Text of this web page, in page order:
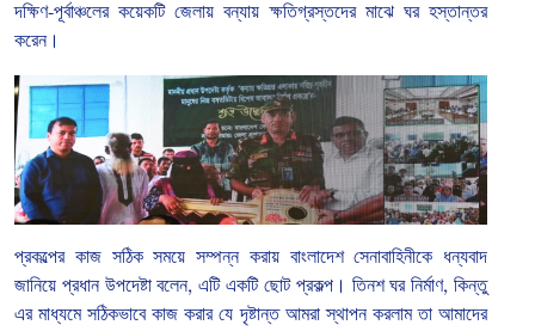
দক্ষিণ-পূর্বাঞ্চলের কয়েকটি জেলায় বন্যায় ক্ষতিগ্রস্তদের মাঝে ঘর হস্তান্তর
করেন।
প্রকল্পের কাজ সঠিক সময়ে সম্পন্ন করায় বাংলাদেশ সেনাবাহিনীকে ধন্যবাদ
জানিয়ে প্রধান উপদেষ্টা বলেন,এটি একটি ছোট প্রকল্প। তিনশ ঘর নির্মাণ,কিন্তু
এর মাধ্যমে সঠিকভাবে কাজ করার যে দৃষ্টান্ত আমরা স্থাপন করলাম তা আমাদের